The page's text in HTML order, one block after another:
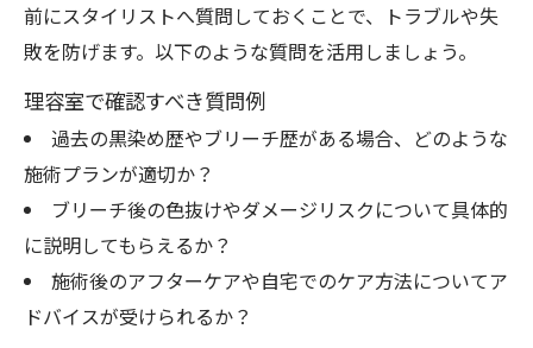
前にスタイリストへ質問しておくことで、トラブルや失
敗を防げます。以下のような質問を活用しましょう。
理容室で確認すべき質問例
過去の黒染め歴やブリーチ歴がある場合、どのような
施術プランが適切か？
ブリーチ後の色抜けやダメージリスクについて具体的
に説明してもらえるか？
施術後のアフターケアや自宅でのケア方法についてア
ドバイスが受けられるか？